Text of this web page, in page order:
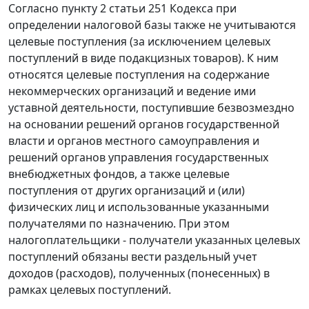
Согласно пункту 2 статьи 251 Кодекса при
определении налоговой базы также не учитываются
целевые поступления (за исключением целевых
поступлений в виде подакцизных товаров). К ним
относятся целевые поступления на содержание
некоммерческих организаций и ведение ими
уставной деятельности, поступившие безвозмездно
на основании решений органов государственной
власти и органов местного самоуправления и
решений органов управления государственных
внебюджетных фондов, а также целевые
поступления от других организаций и (или)
физических лиц и использованные указанными
получателями по назначению. При этом
налогоплательщики - получатели указанных целевых
поступлений обязаны вести раздельный учет
доходов (расходов), полученных (понесенных) в
рамках целевых поступлений.